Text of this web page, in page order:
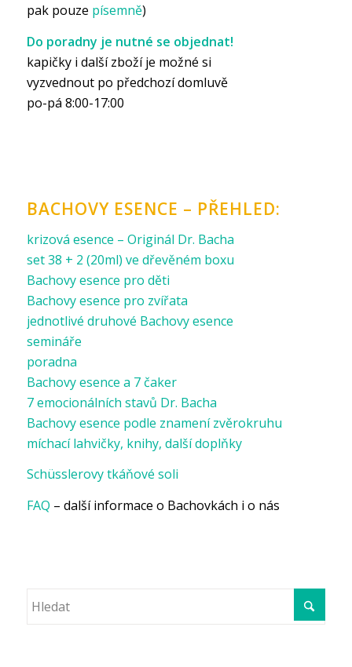
pak pouze písemně)
Do poradny je nutné se objednat!
kapičky i další zboží je možné si
vyzvednout po předchozí domluvě
po-pá 8:00-17:00
BACHOVY ESENCE – PŘEHLED:
krizová esence – Originál Dr. Bacha
set 38 + 2 (20ml) ve dřevěném boxu
Bachovy esence pro děti
Bachovy esence pro zvířata
jednotlivé druhové Bachovy esence
semináře
poradna
Bachovy esence a 7 čaker
7 emocionálních stavů Dr. Bacha
Bachovy esence podle znamení zvěrokruhu
míchací lahvičky, knihy, další doplňky
Schüsslerovy tkáňové soli
FAQ – další informace o Bachovkách i o nás